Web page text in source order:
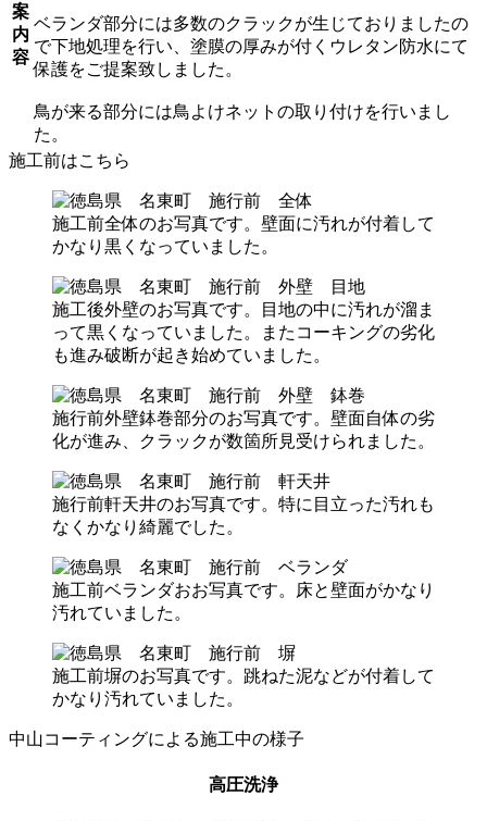
案
内
容
ベランダ部分には多数のクラックが生じておりましたの
で下地処理を行い、塗膜の厚みが付くウレタン防水にて
保護をご提案致しました。
鳥が来る部分には鳥よけネットの取り付けを行いまし
た。
施工前はこちら
施工前全体のお写真です。壁面に汚れが付着して
かなり黒くなっていました。
施工後外壁のお写真です。目地の中に汚れが溜ま
って黒くなっていました。またコーキングの劣化
も進み破断が起き始めていました。
施行前外壁鉢巻部分のお写真です。壁面自体の劣
化が進み、クラックが数箇所見受けられました。
施行前軒天井のお写真です。特に目立った汚れも
なくかなり綺麗でした。
施工前ベランダおお写真です。床と壁面がかなり
汚れていました。
施工前塀のお写真です。跳ねた泥などが付着して
かなり汚れていました。
中山コーティングによる施工中の様子
高圧洗浄